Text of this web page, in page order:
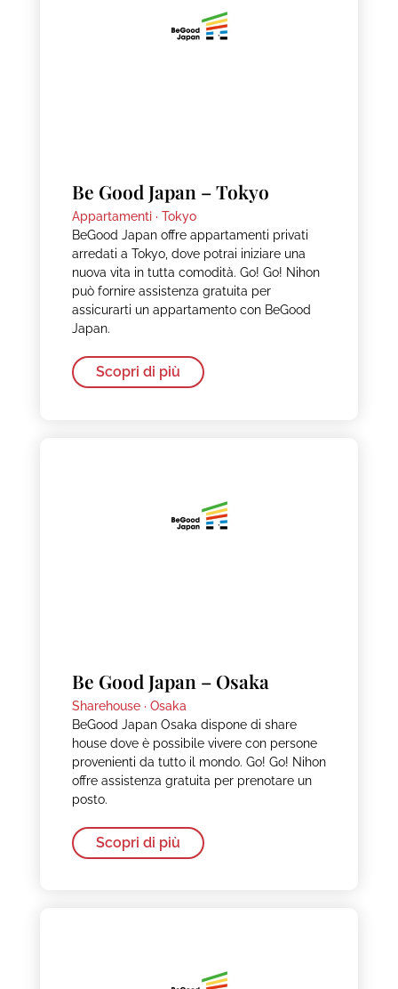
Be Good Japan – Tokyo
Appartamenti · Tokyo
BeGood Japan offre appartamenti privati
arredati a Tokyo, dove potrai iniziare una
nuova vita in tutta comodità. Go! Go! Nihon
può fornire assistenza gratuita per
assicurarti un appartamento con BeGood
Japan.
Scopri di più
Be Good Japan – Osaka
Sharehouse · Osaka
BeGood Japan Osaka dispone di share
house dove è possibile vivere con persone
provenienti da tutto il mondo. Go! Go! Nihon
offre assistenza gratuita per prenotare un
posto.
Scopri di più